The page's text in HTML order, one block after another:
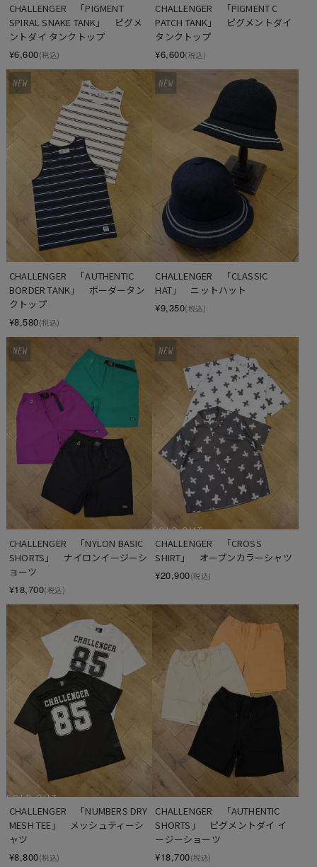
CHALLENGER　「PIGMENT
SPIRAL SNAKE TANK」　ピグメ
ントダイ タンクトップ
¥6,600(税込)
CHALLENGER　「PIGMENT C
PATCH TANK」　ピグメントダイ
タンクトップ
¥6,600(税込)
CHALLENGER　「AUTHENTIC
BORDER TANK」　ボーダータン
クトップ
¥8,580(税込)
CHALLENGER　「CLASSIC
HAT」　ニットハット
¥9,350(税込)
CHALLENGER　「NYLON BASIC
SHORTS」　ナイロンイージーシ
ョーツ
¥18,700(税込)
SOLD OUT
CHALLENGER　「CROSS
SHIRT」　オープンカラーシャツ
¥20,900(税込)
SOLD OUT
CHALLENGER　「NUMBERS DRY
MESH TEE」　メッシュティーシ
ャツ
¥8,800(税込)
CHALLENGER　「AUTHENTIC
SHORTS」　ピグメントダイ イ
ージーショーツ
¥18,700(税込)